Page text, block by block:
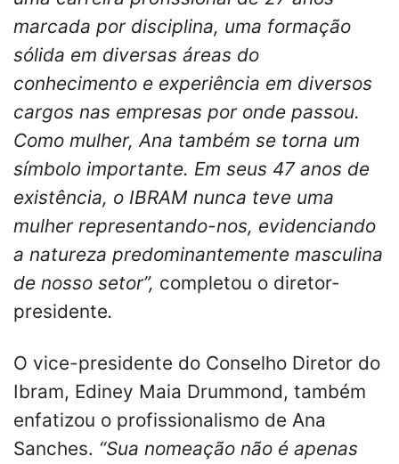
marcada por disciplina, uma formação
sólida em diversas áreas do
conhecimento e experiência em diversos
cargos nas empresas por onde passou.
Como mulher, Ana também se torna um
símbolo importante. Em seus 47 anos de
existência, o IBRAM nunca teve uma
mulher representando-nos, evidenciando
a natureza predominantemente masculina
de nosso setor”, completou o diretor-
presidente.
O vice-presidente do Conselho Diretor do
Ibram, Ediney Maia Drummond, também
enfatizou o profissionalismo de Ana
Sanches. “Sua nomeação não é apenas